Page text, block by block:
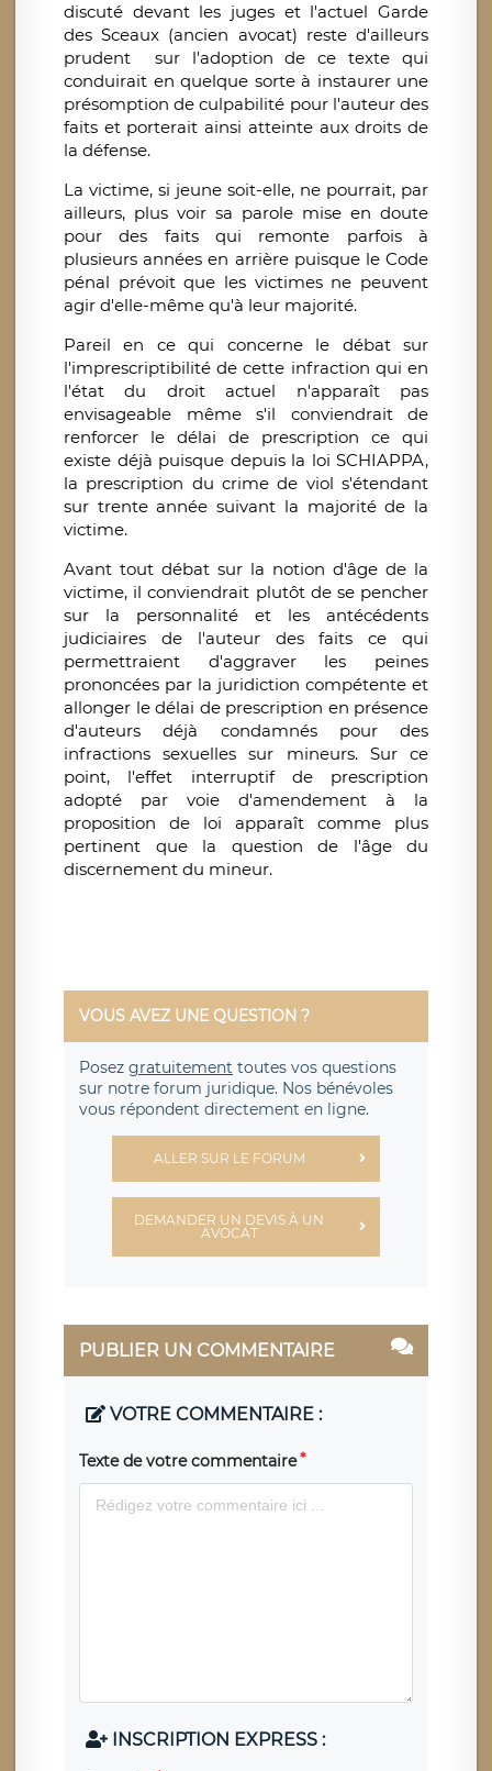
discuté devant les juges et l'actuel Garde
des Sceaux (ancien avocat) reste d'ailleurs
prudent sur l'adoption de ce texte qui
conduirait en quelque sorte à instaurer une
présomption de culpabilité pour l'auteur des
faits et porterait ainsi atteinte aux droits de
la défense.
La victime, si jeune soit-elle, ne pourrait, par
ailleurs, plus voir sa parole mise en doute
pour des faits qui remonte parfois à
plusieurs années en arrière puisque le Code
pénal prévoit que les victimes ne peuvent
agir d'elle-même qu'à leur majorité.
Pareil en ce qui concerne le débat sur
l'imprescriptibilité de cette infraction qui en
l'état du droit actuel n'apparaît pas
envisageable même s'il conviendrait de
renforcer le délai de prescription ce qui
existe déjà puisque depuis la loi SCHIAPPA,
la prescription du crime de viol s'étendant
sur trente année suivant la majorité de la
victime.
Avant tout débat sur la notion d'âge de la
victime, il conviendrait plutôt de se pencher
sur la personnalité et les antécédents
judiciaires de l'auteur des faits ce qui
permettraient d'aggraver les peines
prononcées par la juridiction compétente et
allonger le délai de prescription en présence
d'auteurs déjà condamnés pour des
infractions sexuelles sur mineurs. Sur ce
point, l'effet interruptif de prescription
adopté par voie d'amendement à la
proposition de loi apparaît comme plus
pertinent que la question de l'âge du
discernement du mineur.
VOUS AVEZ UNE QUESTION ?
Posez gratuitement toutes vos questions
sur notre forum juridique. Nos bénévoles
vous répondent directement en ligne.
ALLER SUR LE FORUM
DEMANDER UN DEVIS À UN
AVOCAT
PUBLIER UN COMMENTAIRE
VOTRE COMMENTAIRE :
Texte de votre commentaire
INSCRIPTION EXPRESS :